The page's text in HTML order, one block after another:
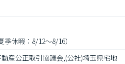
休暇：8/12〜8/16）
産公正取引協議会,(公社)埼玉県宅地